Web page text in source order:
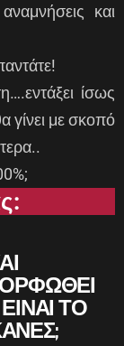
και
ίσως
γίνει με σκοπό
ΤΟ